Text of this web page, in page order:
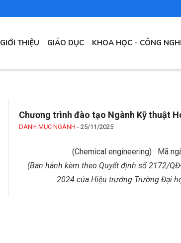
MAIN
NAVIGATION
GIỚI THIỆU GIÁO DỤC KHOA HỌC - CÔNG
​​​​​​​Chương trình đào tạo Ngành Kỹ thuật
DANH MỤC NGÀNH - 25/11/2025
(Chemical engineering) Mã
(Ban hành kèm theo Quyết định số 2172/
2024 của Hiệu trưởng Trường Đại